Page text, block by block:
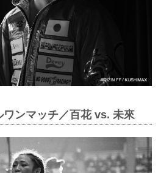
ンマッチ／百花 vs. 未來